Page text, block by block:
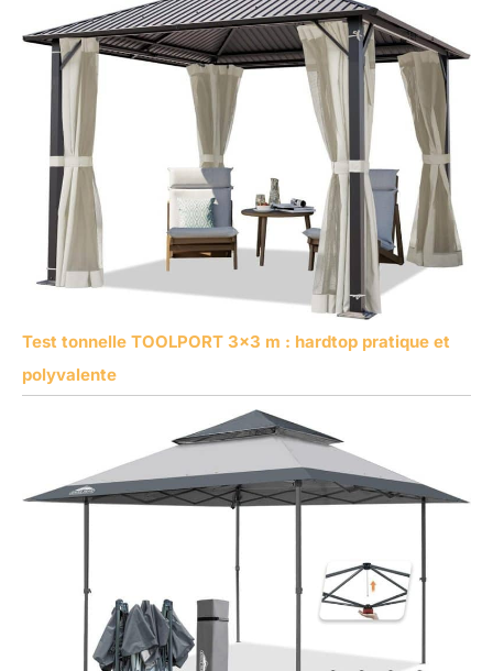
Test tonnelle TOOLPORT 3×3 m : hardtop pratique et
polyvalente